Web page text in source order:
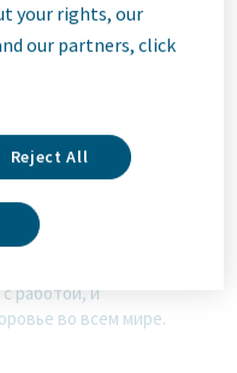
биофармацевтическая
мирового
удовлетворять
инклюзивной
и
работой, и
во всем мире.
your rights, our
our partners, click
Reject All